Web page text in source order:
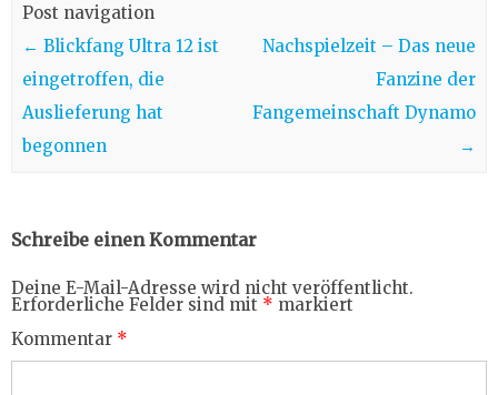
Post navigation
← Blickfang Ultra 12 ist
eingetroffen, die
Auslieferung hat
begonnen
Nachspielzeit – Das neue
Fanzine der
Fangemeinschaft Dynamo
→
Schreibe einen Kommentar
Deine E-Mail-Adresse wird nicht veröffentlicht.
Erforderliche Felder sind mit * markiert
Kommentar *